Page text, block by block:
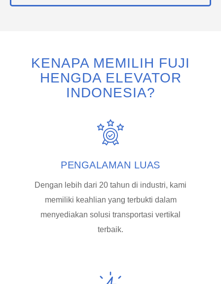
KENAPA MEMILIH FUJI
HENGDA ELEVATOR
INDONESIA?
PENGALAMAN LUAS
Dengan lebih dari 20 tahun di industri, kami
memiliki keahlian yang terbukti dalam
menyediakan solusi transportasi vertikal
terbaik.